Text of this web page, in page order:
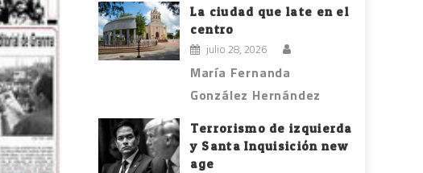
La ciudad que late en el
centro
julio 28, 2026
María Fernanda
González Hernández
Terrorismo de izquierda
y Santa Inquisición new
age